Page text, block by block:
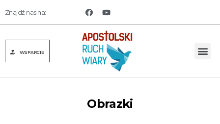
Znajdź nas na:
WSPARCIE
Obrazki